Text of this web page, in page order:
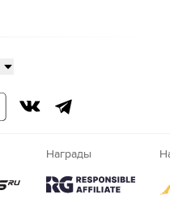
Награды